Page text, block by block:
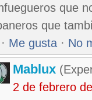
que
que
· Me gusta · No
Mablux
2 de febrero